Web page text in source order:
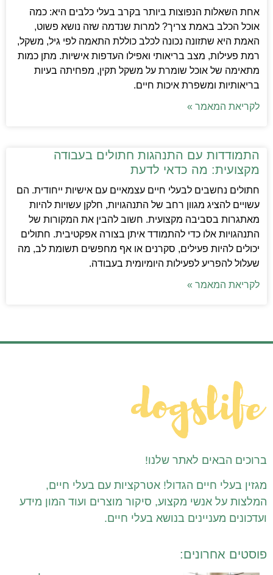
אחת השאלות הנפוצות ביותר בקרב בעלי כלבים היא: כמה
אוכל הכלב באמת צריך? למרות שנדמה שזה נושא פשוט,
האמת היא שתזונה נכונה לכלב כוללת התאמה לפי גיל, משקל,
רמת פעילות, מצב בריאותי ואפילו העדפות אישיות. מתן כמות
מתאימה של אוכל שומרת על משקל תקין, מפחיתה בעיות
בריאותיות ומשפרת איכות חיים.
לקריאת המאמר »
התמודדות עם התנהגות חתולים בעבודה
מקצועית: מה כדאי לדעת
חתולים נחשבים לבעלי חיים עצמאיים עם אישיות ייחודית. הם
עשויים להציג מגוון רחב של התנהגויות, חלקן עשויות להיות
מאתגרות בסביבה מקצועית. חשוב להבין את המקורות של
התנהגויות אלו כדי להתמודד איתן בצורה אפקטיבית. חתולים
יכולים להיות פעילים, סקרנים או אף מחפשים תשומת לב, מה
שעלול להפריע לפעילות היומיומית בעבודה.
לקריאת המאמר »
ברוכים הבאים לאתר שלנו!
מגזין בעלי חיים הגדול! אטרקציות עם בעלי חיים,
המלצות על אנשי מקצוע, סיקור מוצרים ועוד המון מידע
ועדכונים מעניינים בנושא בעלי חיים.
פוסטים אחרונים: